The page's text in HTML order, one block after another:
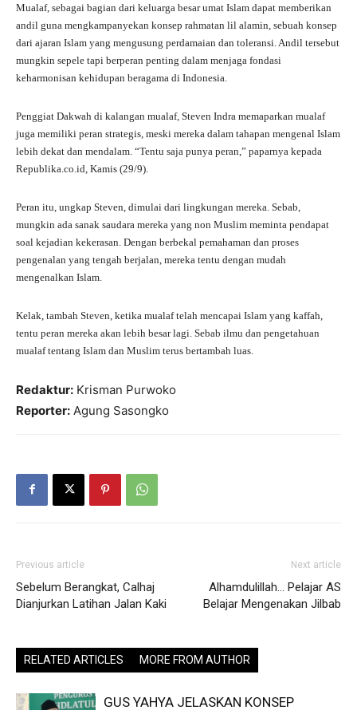
Mualaf, sebagai bagian dari keluarga besar umat Islam dapat memberikan
andil guna mengkampanyekan konsep rahmatan lil alamin, sebuah konsep
dari ajaran Islam yang mengusung perdamaian dan toleransi. Andil tersebut
mungkin sepele tapi berperan penting dalam menjaga fondasi
keharmonisan kehidupan beragama di Indonesia.
Penggiat Dakwah di kalangan mualaf, Steven Indra memaparkan mualaf
juga memiliki peran strategis, meski mereka dalam tahapan mengenal Islam
lebih dekat dan mendalam. “Tentu saja punya peran,” paparnya kepada
Republika.co.id, Kamis (29/9).
Peran itu, ungkap Steven, dimulai dari lingkungan mereka. Sebab,
mungkin ada sanak saudara mereka yang non Muslim meminta pendapat
soal kejadian kekerasan. Dengan berbekal pemahaman dan proses
pengenalan yang tengah berjalan, mereka tentu dengan mudah
mengenalkan Islam.
Kelak, tambah Steven, ketika mualaf telah mencapai Islam yang kaffah,
tentu peran mereka akan lebih besar lagi. Sebab ilmu dan pengetahuan
mualaf tentang Islam dan Muslim terus bertambah luas.
Redaktur: Krisman Purwoko
Reporter: Agung Sasongko
Previous article
Sebelum Berangkat, Calhaj
Dianjurkan Latihan Jalan Kaki
Next article
Alhamdulillah… Pelajar AS
Belajar Mengenakan Jilbab
RELATED ARTICLES MORE FROM AUTHOR
GUS YAHYA JELASKAN KONSEP